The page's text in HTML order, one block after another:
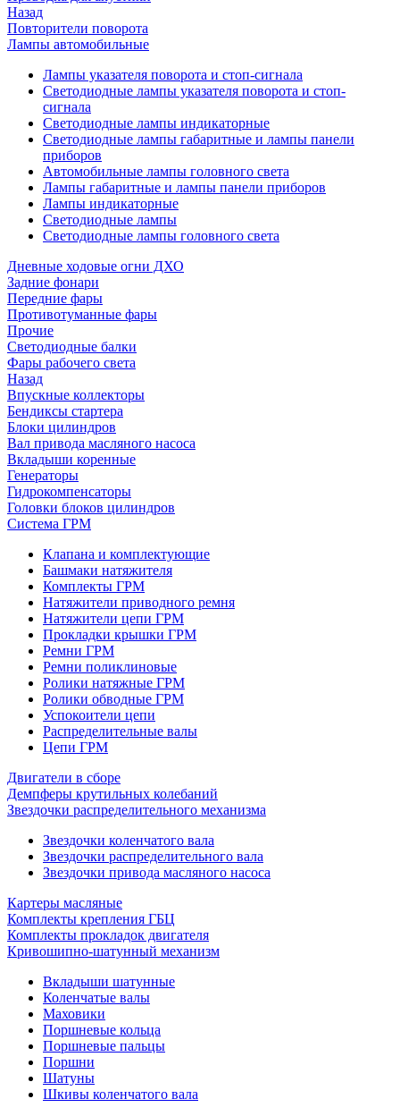
Назад
Повторители поворота
Лампы автомобильные
Лампы указателя поворота и стоп-сигнала
Светодиодные лампы указателя поворота и стоп-
сигнала
Светодиодные лампы индикаторные
Светодиодные лампы габаритные и лампы панели
приборов
Автомобильные лампы головного света
Лампы габаритные и лампы панели приборов
Лампы индикаторные
Светодиодные лампы
Светодиодные лампы головного света
Дневные ходовые огни ДХО
Задние фонари
Передние фары
Противотуманные фары
Прочие
Светодиодные балки
Фары рабочего света
Назад
Впускные коллекторы
Бендиксы стартера
Блоки цилиндров
Вал привода масляного насоса
Вкладыши коренные
Генераторы
Гидрокомпенсаторы
Головки блоков цилиндров
Система ГРМ
Клапана и комплектующие
Башмаки натяжителя
Комплекты ГРМ
Натяжители приводного ремня
Натяжители цепи ГРМ
Прокладки крышки ГРМ
Ремни ГРМ
Ремни поликлиновые
Ролики натяжные ГРМ
Ролики обводные ГРМ
Успокоители цепи
Распределительные валы
Цепи ГРМ
Двигатели в сборе
Демпферы крутильных колебаний
Звездочки распределительного механизма
Звездочки коленчатого вала
Звездочки распределительного вала
Звездочки привода масляного насоса
Картеры масляные
Комплекты крепления ГБЦ
Комплекты прокладок двигателя
Кривошипно-шатунный механизм
Вкладыши шатунные
Коленчатые валы
Маховики
Поршневые кольца
Поршневые пальцы
Поршни
Шатуны
Шкивы коленчатого вала